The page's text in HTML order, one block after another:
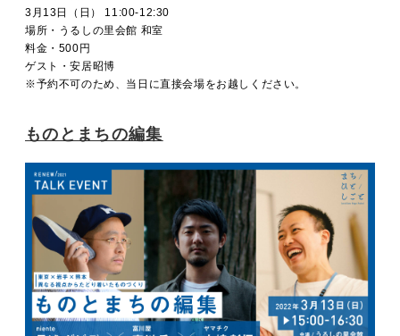
3月13日（日） 11:00-12:30
場所・うるしの里会館 和室
料金・500円
ゲスト・安居昭博
※予約不可のため、当日に直接会場をお越しください。
ものとまちの編集